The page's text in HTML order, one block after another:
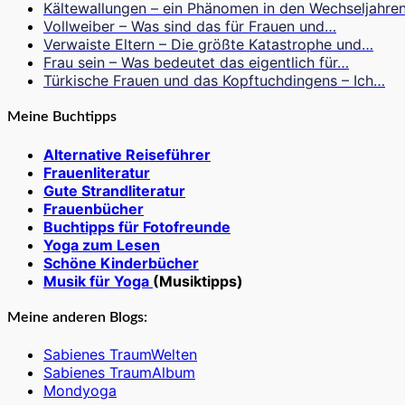
Kältewallungen – ein Phänomen in den
Vollweiber – Was sind das für Frauen und…
Verwaiste Eltern – Die größte Katastrophe und…
Frau sein – Was bedeutet das eigentlich für…
Türkische Frauen und das Kopftuchdingens – Ich…
Meine Buchtipps
Alternative Reiseführer
Frauenliteratur
Gute Strandliteratur
Frauenbücher
Buchtipps für Fotofreunde
Yoga zum Lesen
Schöne Kinderbücher
Musik für Yoga (Musiktipps)
Meine anderen Blogs:
Sabienes TraumWelten
Sabienes TraumAlbum
Mondyoga